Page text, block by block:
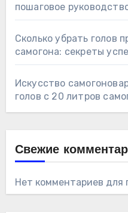
пошаговое
Сколько убрать голов
самогона: секреты
Искусство
голов с 20 литров
Свежие
Нет комментариев для